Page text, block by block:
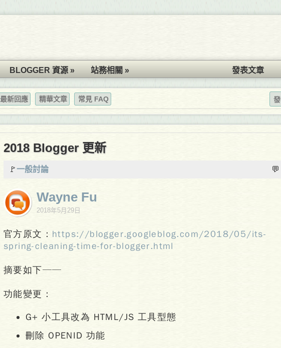
BLOGGER 資源 » 站務相關 » 發表文章
最新回應 精華文章 常見 FAQ
2018 Blogger 更新
🚩一般討論 💬
Wayne Fu
2018年5月29日
官方原文： https://blogger.googleblog.com/2018/05/its-
spring-cleaning-time-for-blogger.html
摘要如下──
功能變更：
G+ 小工具改為 HTML/JS 工具型態
刪除 OPENID 功能